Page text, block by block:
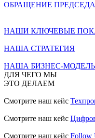
ОБРАЩЕНИЕ
НАШИ КЛЮЧЕВЫЕ
НАША СТРАТЕГИЯ
НАША БИЗНЕС-МОДЕЛЬ
ДЛЯ ЧЕГО МЫ
ЭТО ДЕЛАЕМ
Смотрите наш кейс
Смотрите наш кейс
Смотрите наш кейс Follow